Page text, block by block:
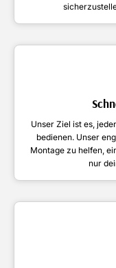
Unser Ziel ist es,
bedienen. Unser
Montage zu helfen,
nur